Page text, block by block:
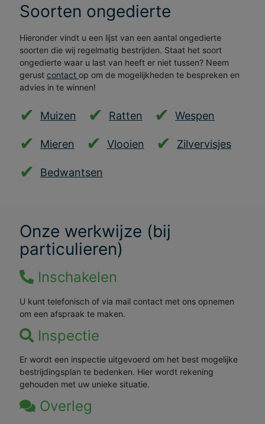
Soorten ongedierte
Hieronder vindt u een lijst van een aantal ongedierte
soorten die wij regelmatig bestrijden. Staat het soort
ongedierte waar u last van heeft er niet tussen? Neem
gerust contact op om de mogelijkheden te bespreken en
advies in te winnen!
Muizen Ratten Wespen
Mieren Vlooien Zilvervisjes
Bedwantsen
Onze werkwijze (bij
particulieren)
Inschakelen
U kunt telefonisch of via mail contact met ons opnemen
om een afspraak te maken.
Inspectie
Er wordt een inspectie uitgevoerd om het best mogelijke
bestrijdingsplan te bedenken. Hier wordt rekening
gehouden met uw unieke situatie.
Overleg